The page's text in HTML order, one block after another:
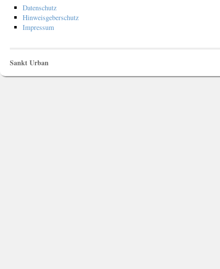
Datenschutz
Hinweisgeberschutz
Impressum
Sankt Urban